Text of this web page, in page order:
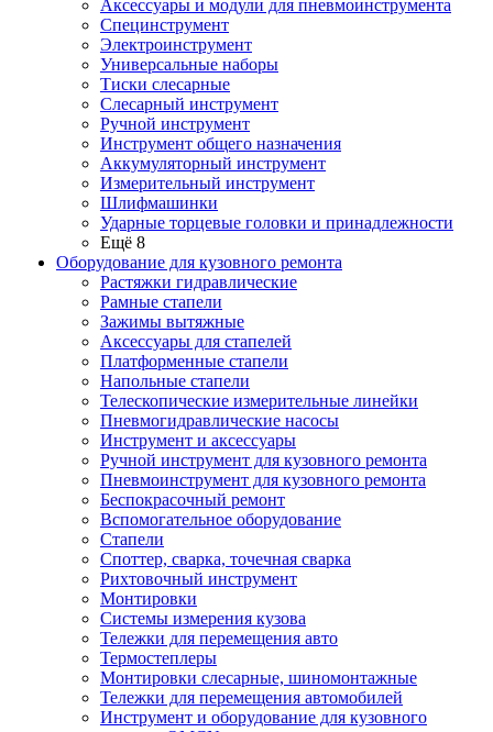
Аксессуары и модули для пневмоинструмента
Специнструмент
Электроинструмент
Универсальные наборы
Тиски слесарные
Слесарный инструмент
Ручной инструмент
Инструмент общего назначения
Аккумуляторный инструмент
Измерительный инструмент
Шлифмашинки
Ударные торцевые головки и принадлежности
Ещё 8
Оборудование для кузовного ремонта
Растяжки гидравлические
Рамные стапели
Зажимы вытяжные
Аксессуары для стапелей
Платформенные стапели
Напольные стапели
Телескопические измерительные линейки
Пневмогидравлические насосы
Инструмент и аксессуары
Ручной инструмент для кузовного ремонта
Пневмоинструмент для кузовного ремонта
Беспокрасочный ремонт
Вспомогательное оборудование
Стапели
Споттер, сварка, точечная сварка
Рихтовочный инструмент
Монтировки
Системы измерения кузова
Тележки для перемещения авто
Термостеплеры
Монтировки слесарные, шиномонтажные
Тележки для перемещения автомобилей
Инструмент и оборудование для кузовного